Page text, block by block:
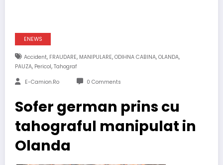
ENEWS
Accident, FRAUDARE, MANIPULARE, ODIHNA CABINA, OLANDA,
PAUZA, Pericol, Tahograf
E-Camion.ro 0 Comments
Sofer german prins cu
tahograful manipulat in
Olanda